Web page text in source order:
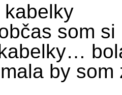
kabelky
som
by som